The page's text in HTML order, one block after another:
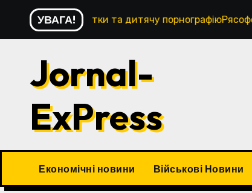
Перейти
контенту
УВАГА!
хористки та дитячу порнографіюРясофорного
Jornal-
ExPress
Економічні новини Військові Новини